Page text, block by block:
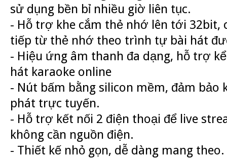
sử dụng bền bỉ nhiều giờ liên tục.
- Hỗ trợ khe cắm thẻ nhớ lên tới 32bit,
tiếp từ thẻ nhớ theo trình tự bài hát
- Hiệu ứng âm thanh đa dạng, hỗ trợ
hát karaoke online
- Nút bấm bằng silicon mềm, đảm bảo
phát trực tuyến.
- Hỗ trợ kết nối 2 điện thoại để live
không cần nguồn điện.
- Thiết kế nhỏ gọn, dễ dàng mang theo.